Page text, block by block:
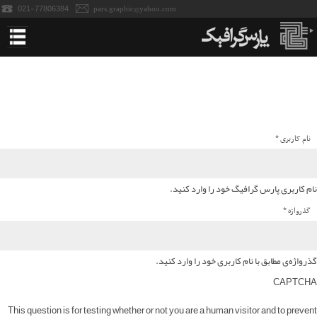
021-77806384 pars.graphic@yahoo.com
پانل نمایشگاه
میزکانتر تاجدار-سمپلینگ
نام کاربری*
نام کاربری پارس گرافیگ خود را وارد کنید.
گذرواژه*
گذرواژه‌ی مطابق با نام کاربری خود را وارد کنید.
CAPTCHA
This question is for testing whether or not you are a human visitor and to prevent